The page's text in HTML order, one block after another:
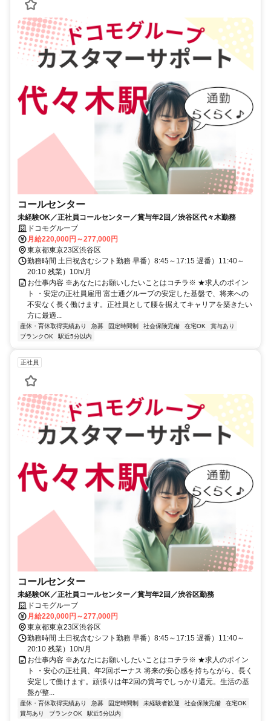
コールセンター
未経験OK／正社員コールセンター／賞与年2回／渋谷区代々木勤務
ドコモグループ
月給220,000円～277,000円
東京都東京23区渋谷区
勤務時間 土日祝含むシフト勤務 早番）8:45～17:15 遅番）11:40～
20:10 残業）10h/月
お仕事内容 ※あなたにお願いしたいことはコチラ※ ★求人のポイン
ト ・安定の正社員雇用 富士通グループの安定した基盤で、将来への
不安なく長く働けます。正社員として腰を据えてキャリアを築きたい
方に最適...
産休・育休取得実績あり 急募 固定時間制 社会保険完備 在宅OK
賞与あり
ブランクOK
駅近5分以内
正社員
コールセンター
未経験OK／正社員コールセンター／賞与年2回／渋谷区勤務
ドコモグループ
月給220,000円～277,000円
東京都東京23区渋谷区
勤務時間 土日祝含むシフト勤務 早番）8:45～17:15 遅番）11:40～
20:10 残業）10h/月
お仕事内容 ※あなたにお願いしたいことはコチラ※ ★求人のポイン
ト ・安心の正社員、年2回ボーナス 将来の安心感を持ちながら、長く
安定して働けます。頑張りは年2回の賞与でしっかり還元。生活の基
盤が整...
産休・育休取得実績あり 急募 固定時間制 未経験者歓迎 社会保険完備
在宅OK
賞与あり
ブランクOK 駅近5分以内